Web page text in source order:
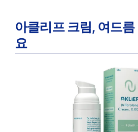
아클리프 크림, 여드
요